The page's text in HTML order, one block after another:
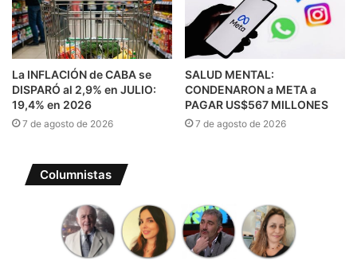
La INFLACIÓN de CABA se
DISPARÓ al 2,9% en JULIO:
19,4% en 2026
7 de agosto de 2026
SALUD MENTAL:
CONDENARON a META a
PAGAR US$567 MILLONES
7 de agosto de 2026
Columnistas